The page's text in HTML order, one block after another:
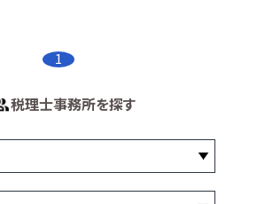
1
税理士事務所を探す